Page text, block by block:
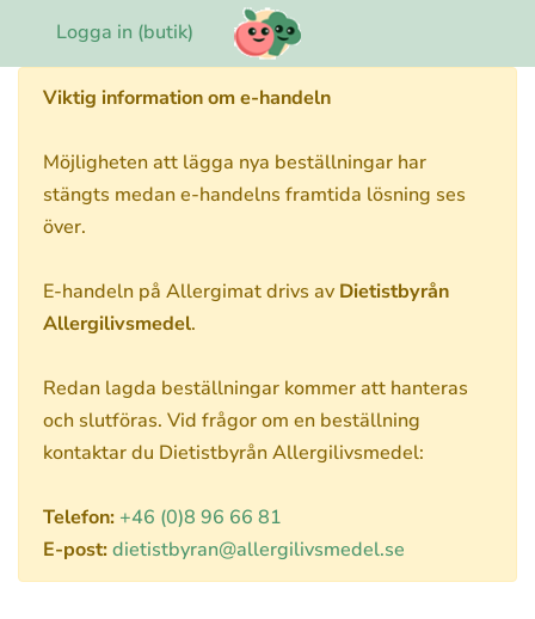
Logga in (butik)
Viktig information om e-handeln
Möjligheten att lägga nya beställningar har
stängts medan e-handelns framtida lösning ses
över.
E-handeln på Allergimat drivs av Dietistbyrån
Allergilivsmedel.
Redan lagda beställningar kommer att hanteras
och slutföras. Vid frågor om en beställning
kontaktar du Dietistbyrån Allergilivsmedel:
Telefon: +46 (0)8 96 66 81
E-post:dietistbyran@allergilivsmedel.se